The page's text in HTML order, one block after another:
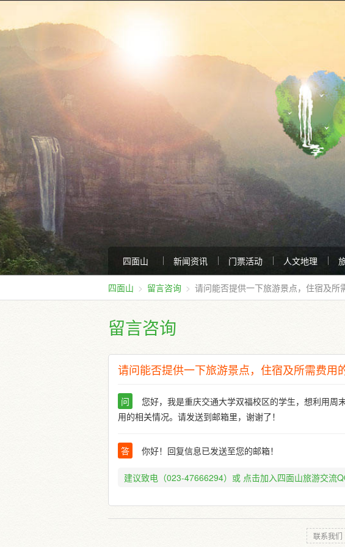
四面山 新闻资讯 门票活动 人文地理
四面山 留言咨询 请问能否提供一下旅游景点，住宿及所
留言咨询
请问能否提供一下旅游景点，住宿及所需费用
问
您好，我是重庆交通大学双福校区的学生，想利用周
用的相关情况。请发送到邮箱里，谢谢了！
答 你好！回复信息已发送至您的邮箱！
建议致电（023-47666294）或 点击加入四面山旅游交流
联系我们